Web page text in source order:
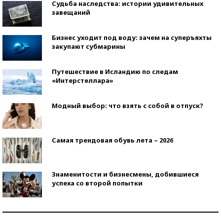
Судьба наследства: истории удивительных
завещаний
Бизнес уходит под воду: зачем на суперъяхты
закупают субмарины
Путешествие в Исландию по следам
«Интерстеллара»
Модный выбор: что взять с собой в отпуск?
Самая трендовая обувь лета – 2026
Знаменитости и бизнесмены, добившиеся
успеха со второй попытки